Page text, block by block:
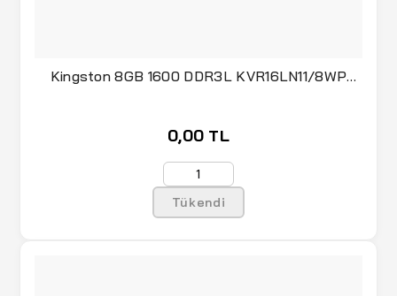
Kingston 8GB 1600 DDR3L KVR16LN11/8WP
0,00 TL
Tükendi